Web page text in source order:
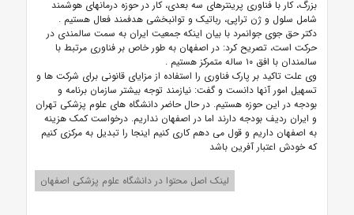
بزرگ، کار با فناوری پرینترهای سه بعدی، کار در حوزه درمانهای هوشمند
شامل سلول و ژن تراپی، رباتیک و توانبخشی هدفمند فعال هستیم .
دکتر حق جوی جوانمرد با بیان اینکه جمعیت ایران به سمت سالمندی در
حرکت است، تصریح کرد: در اصفهان به طور خاص بر فناوری مرتبط با
سالمندان با افق ۱۰ ساله متمرکز هستیم
.
وی علت تاکید بر پارک فناوری را استفاده از مزایای قانونی برای شرکت ها و
تسهیل امور آنها دانست و گفت: نیازمند توجه بیشتر سازمان برنامه و
بودجه در این حوزه هستیم. در حال حاضر دانشگاه های علوم پزشکی تهران
و ایران ردیف بودجه دارند اما در اصفهان نداریم. درخواست کمک هزینه
به اصفهان داریم و قول می دهم کاری کنیم اینجا را تبدیل به مرکزی کنیم
که خودش اعتبار آفرین باشد
لینک اصل محتوا در دانشگاه علوم پزشکی اصفهان